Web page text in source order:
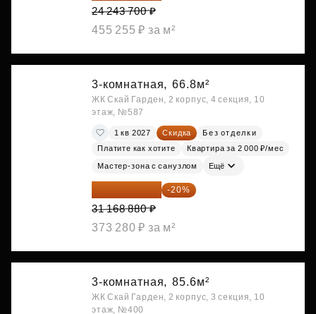
24 243 700 ₽
455 255 ₽ за м²
3-комнатная, 66.8м²
ЖК Скай Гарден, 2 корпус, 4 секция, 10
этаж, №587
1 кв 2027 Скидка
Без отделки
Платите как хотите
Квартира за 2 000 ₽/мес
Мастер-зона с санузлом Ещё
24 935 104 ₽ -20%
31 168 880 ₽
373 280 ₽ за м²
3-комнатная, 85.6м²
ЖК Скай Гарден, 2 корпус, 3 секция, 10
этаж, №400